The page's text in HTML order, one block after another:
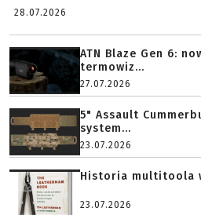
28.07.2026
ATN Blaze Gen 6:
termowiz...
27.07.2026
5" Assault
system...
23.07.2026
Historia multitoola
23.07.2026